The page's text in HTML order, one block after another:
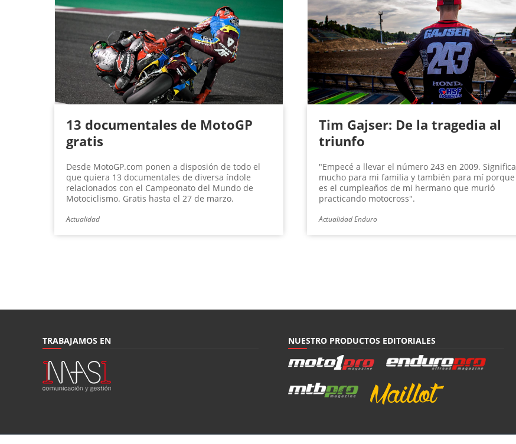
13 documentales de MotoGP
gratis
Desde MotoGP.com ponen a disposión de todo el
que quiera 13 documentales de diversa índole
relacionados con el Campeonato del Mundo de
Motociclismo. Gratis hasta el 27 de marzo.
Actualidad
Tim Gajser: De la tragedia al
triunfo
"Empecé a llevar el número 243 en 2009. Significa
mucho para mi familia y también para mí porque
es el cumpleaños de mi hermano que murió
practicando motocross".
Actualidad Enduro
TRABAJAMOS EN NUESTRO PRODUCTOS EDITORIALES